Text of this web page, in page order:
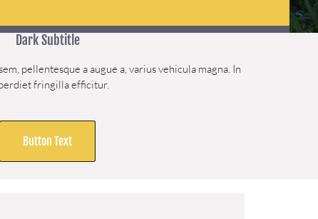
Dark Subtitle
pellentesque a augue a, varius vehicula magna. In
fringilla efficitur.
Button Text